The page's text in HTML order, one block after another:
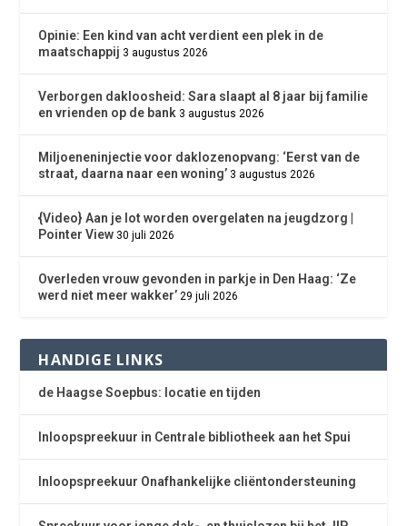
Opinie: Een kind van acht verdient een plek in de
maatschappij 3 augustus 2026
Verborgen dakloosheid: Sara slaapt al 8 jaar bij familie
en vrienden op de bank 3 augustus 2026
Miljoeneninjectie voor daklozenopvang: ‘Eerst van de
straat, daarna naar een woning’ 3 augustus 2026
{Video} Aan je lot worden overgelaten na jeugdzorg |
Pointer View 30 juli 2026
Overleden vrouw gevonden in parkje in Den Haag: ‘Ze
werd niet meer wakker’ 29 juli 2026
HANDIGE LINKS
de Haagse Soepbus: locatie en tijden
Inloopspreekuur in Centrale bibliotheek aan het Spui
Inloopspreekuur Onafhankelijke cliëntondersteuning